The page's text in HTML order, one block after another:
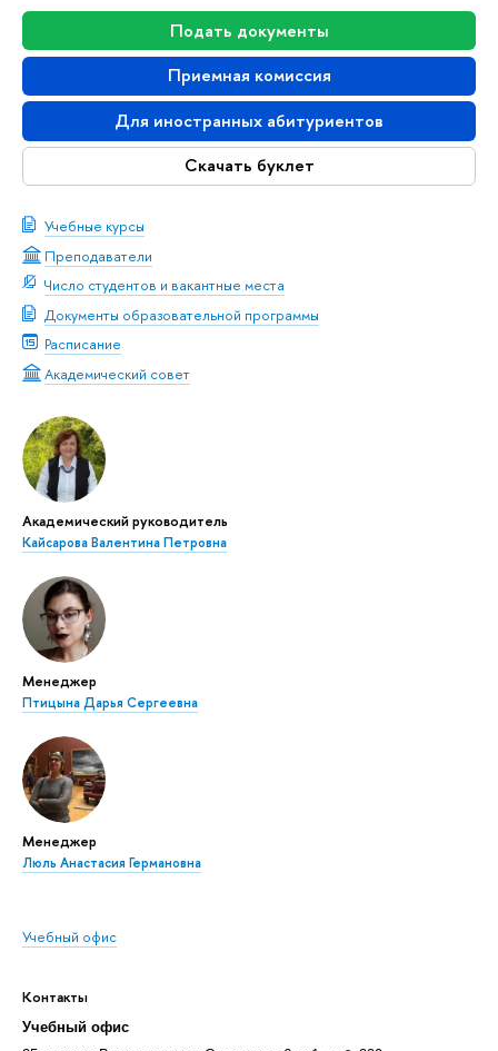
Подать документы
Приемная комиссия
Для иностранных абитуриентов
Скачать буклет
Учебные курсы
Преподаватели
Число студентов и вакантные места
Документы образовательной программы
Расписание
Академический совет
Академический руководитель
Кайсарова Валентина Петровна
Менеджер
Птицына Дарья Сергеевна
Менеджер
Люль Анастасия Германовна
Учебный офис
Контакты
Учебный офис